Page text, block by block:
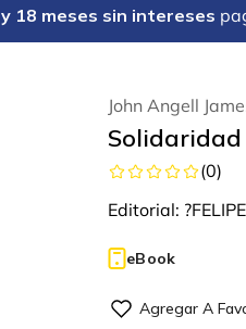
y 18 meses sin intereses
John Angell
(0)
Editorial:
eBook